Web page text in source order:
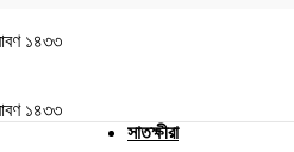
১৪৩৩
১৪৩৩
সাতক্ষীরা